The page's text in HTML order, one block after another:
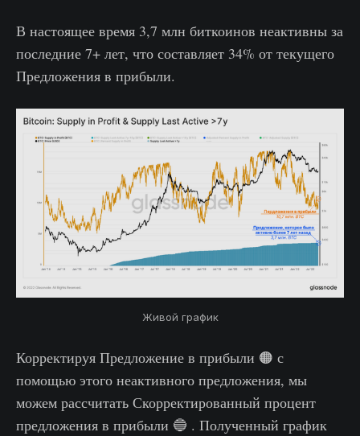
В настоящее время 3,7 млн биткоинов неактивны за
последние 7+ лет, что составляет 34% от текущего
Предложения в прибыли.
Живой график
Корректируя Предложение в прибыли 🟠 с
помощью этого неактивного предложения, мы
можем рассчитать Скорректированный процент
предложения в прибыли 🔵 . Полученный график